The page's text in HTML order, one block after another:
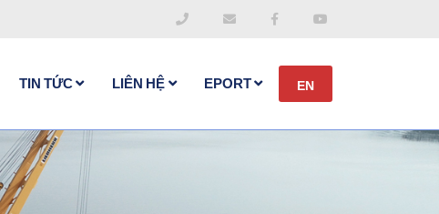
TIN TỨC LIÊN HỆ EPORT EN